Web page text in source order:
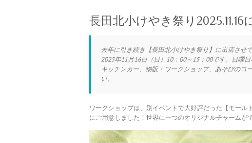
長田北小けやき祭り2025.11.16
去年に引き続き【長田北小けやき祭り】に出店させ
2025年11月16日（日）10：00～15：00です。日曜
キッチンカー、物販・ワークショップ、あそびのコ
い。
ワークショップは、別イベントで大好評だった【モー
にご用意しました！世界に一つのオリジナルチャームが